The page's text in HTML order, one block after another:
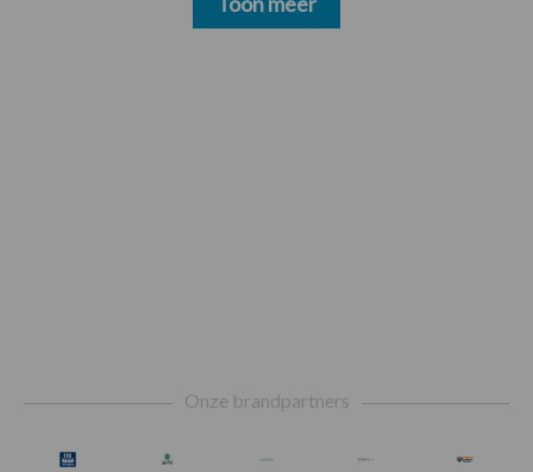
Onze brandpartners